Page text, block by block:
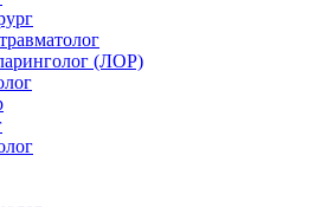
(ЛОР)